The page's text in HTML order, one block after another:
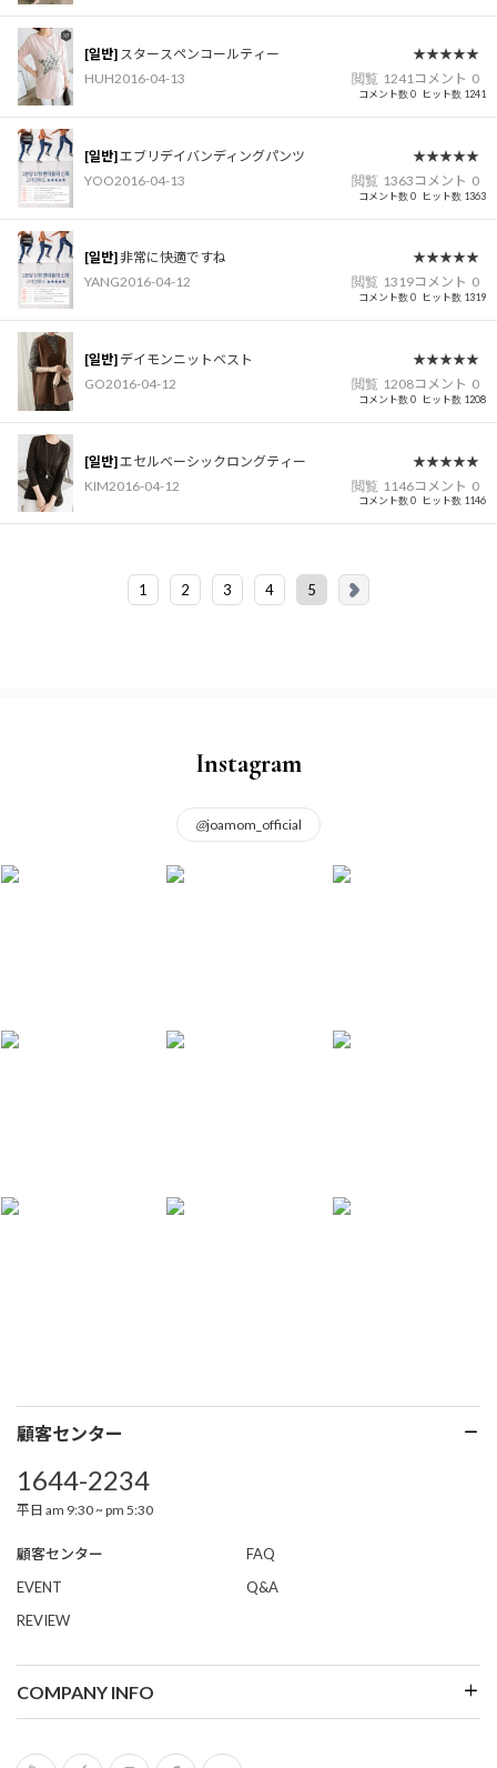
コメント数 0 ヒット数 1241
[일반] スタースペンコールティー
★★★★★
HUH2016-04-13 閲覧 1241コメント 0
コメント数 0 ヒット数 1363
[일반]エブリデイバンディングパンツ
★★★★★
YOO2016-04-13 閲覧 1363 コメント 0
コメント数 0 ヒット数 1319
[일반]非常に快適ですね
★★★★★
YANG2016-04-12 閲覧 1319コメント 0
コメント数 0 ヒット数 1208
[일반] デイモンニットベスト
★★★★★
GO2016-04-12 閲覧 1208コメント 0
コメント数 0 ヒット数 1146
[일반]エセルベーシックロングティー
★★★★★
KIM2016-04-12 閲覧 1146コメント 0
1 2 3 4 5
Instagram
@joamom_official
顧客センター
1644-2234
平日 am 9:30 ~ pm 5:30
顧客センター
FAQ
EVENT
Q&A
REVIEW
COMPANY INFO